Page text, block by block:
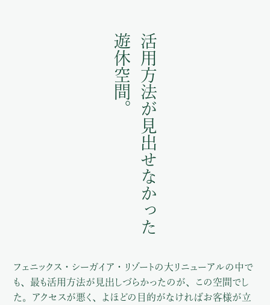
活用方法が見出せなかった
遊休空間。
フェニックス・シーガイア・リゾートの大リニューアルの中で
も、最も活用方法が見出しづらかったのが、この空間でし
た。アクセスが悪く、よほどの目的がなければお客様が立